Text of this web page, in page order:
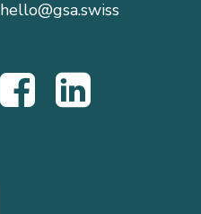
hello@gsa.swiss